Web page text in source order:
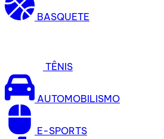
BASQUETE
TÊNIS
AUTOMOBILISMO
E-SPORTS